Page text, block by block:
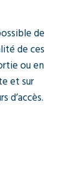
de
de ces
ou en
et sur
d’accès.